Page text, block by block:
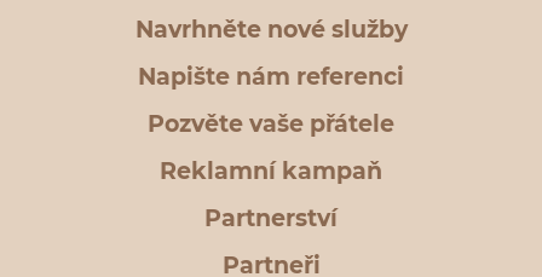
Navrhněte nové služby
Napište nám referenci
Pozvěte vaše přátele
Reklamní kampaň
Partnerství
Partneři